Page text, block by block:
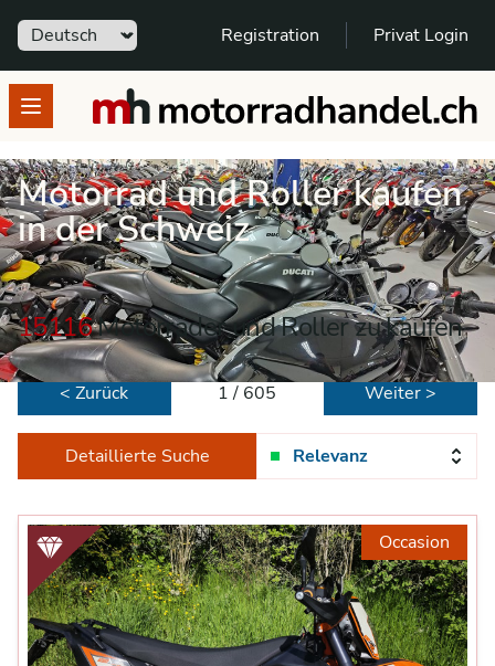
Sprache Registration Privat Login
Open menumotorradhandel.ch
Motorrad und Roller kaufen
in der Schweiz
15116Motorräder und Roller zu kaufen
< Zurück 1 / 605 Weiter >
Detaillierte Suche Relevanz
Occasion